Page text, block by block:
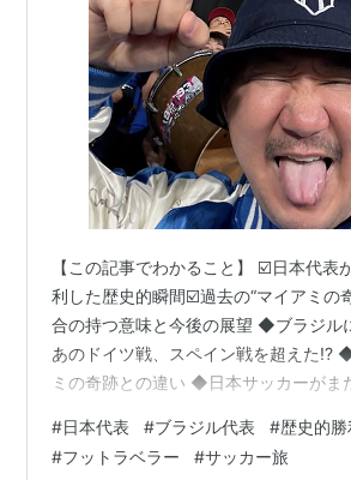
【この記事でわかること】 ☑️日本代表
利した歴史的瞬間☑️過去の“マイアミの
合の持つ意味と今後の展望 ◆ブラジ
あのドイツ戦、スペイン戦を超えた!?
ミの奇跡との違い ◆日本サッカーがま
嬉しかった‼️🔥 テストマッチだろうが、
が、 「ブラジルからの初勝利」ってい
#日本代表 #ブラジル代表 #歴史的勝
#フットラベラー #サッカー旅